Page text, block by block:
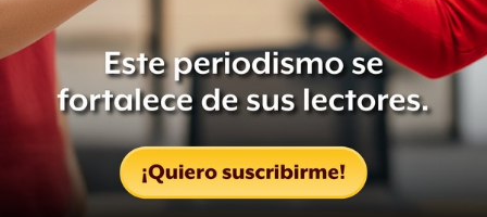
El corazón mismo pasó a ser una máquina.
Uno de los problemas con todos los intentos de trasplante
fue el rechazo del órgano por parte del cuerpo del
receptor.
Peter Medawar y sus colegas, inmunólogos pioneros en
University College, Londres, decidieron abordarlo: